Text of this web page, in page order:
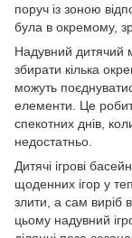
поруч із зоною
була в окремому,
Надувний дитячий
збирати кілька
можуть
елементи. Це
спекотних днів,
недостатньо.
Дитячі ігрові
щоденних ігор у
злити, а сам виріб
цьому надувний